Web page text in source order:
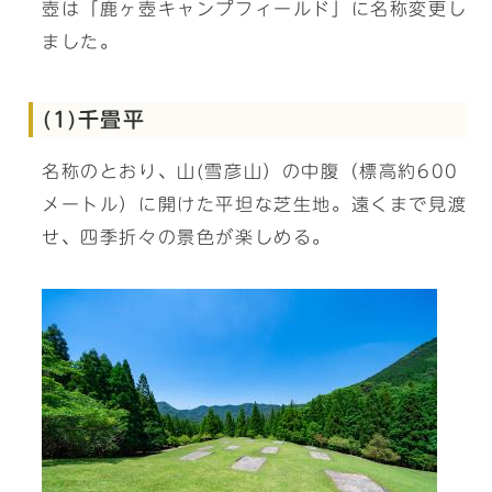
壺は「鹿ヶ壺キャンプフィールド」に名称変更し
ました。
(1)千畳平
名称のとおり、山(雪彦山）の中腹（標高約600
メートル）に開けた平坦な芝生地。遠くまで見渡
せ、四季折々の景色が楽しめる。